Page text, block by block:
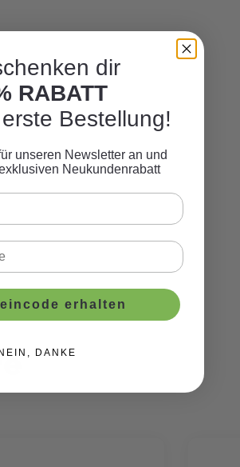
dir
RABATT
Bestellung!
unseren Newsletter an und
Neukundenrabatt
erhalten
DANKE